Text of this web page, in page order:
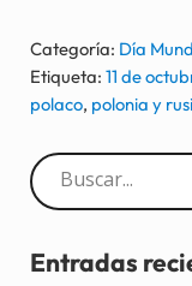
Categoría: Día
Etiqueta: 11 de
polaco, polonia y
Sidebar
Entradas